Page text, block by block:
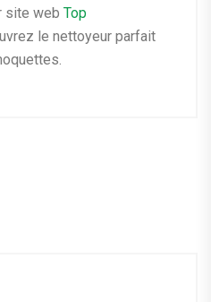
site web Top
le nettoyeur parfait